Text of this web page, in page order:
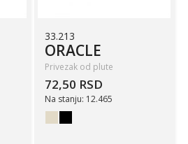
33.213
ORACLE
Privezak od plute
72,50 RSD
Na stanju: 12.465